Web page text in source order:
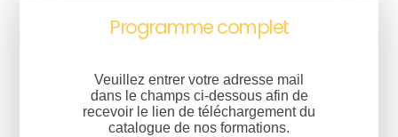
Programme complet
Veuillez entrer votre adresse mail
dans le champs ci-dessous afin de
recevoir le lien de téléchargement du
catalogue de nos formations.